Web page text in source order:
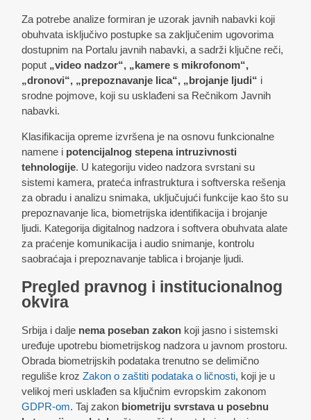
Za potrebe analize formiran je uzorak javnih nabavki koji
obuhvata isključivo postupke sa zaključenim ugovorima
dostupnim na Portalu javnih nabavki, a sadrži ključne reči,
poput „video nadzor“, „kamere s mikrofonom“,
„dronovi“, „prepoznavanje lica“, „brojanje ljudi“ i
srodne pojmove, koji su usklađeni sa Rečnikom Javnih
nabavki.
Klasifikacija opreme izvršena je na osnovu funkcionalne
namene i potencijalnog stepena intruzivnosti
tehnologije. U kategoriju video nadzora svrstani su
sistemi kamera, prateća infrastruktura i softverska rešenja
za obradu i analizu snimaka, uključujući funkcije kao što su
prepoznavanje lica, biometrijska identifikacija i brojanje
ljudi. Kategorija digitalnog nadzora i softvera obuhvata alate
za praćenje komunikacija i audio snimanje, kontrolu
saobraćaja i prepoznavanje tablica i brojanje ljudi.
Pregled pravnog i institucionalnog
okvira
Srbija i dalje nema poseban zakon koji jasno i sistemski
uređuje upotrebu biometrijskog nadzora u javnom prostoru.
Obrada biometrijskih podataka trenutno se delimično
reguliše krozZakon o zaštiti podataka o ličnosti, koji je u
velikoj meri usklađen sa ključnim evropskim zakonom
GDPR-om. Taj zakon biometriju svrstava u posebnu